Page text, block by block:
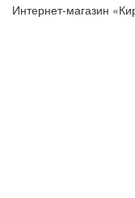
Интернет-магазин